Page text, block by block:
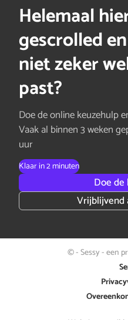
Helemaal
gescrolled
niet zeker
past?
Doe de online keuzehulp
Vaak al binnen 3 weken
uur
Klaar in 2 minuten
Doe de
Vrijblijvend
© - Sessy - een